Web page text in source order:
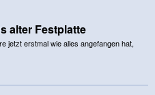
alter Festplatte
jetzt erstmal wie alles angefangen hat,